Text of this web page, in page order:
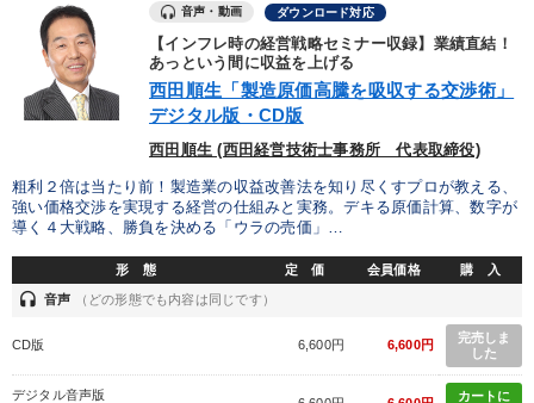
音声・動画 ダウンロード対応
【インフレ時の経営戦略セミナー収録】業績直結！
あっという間に収益を上げる
西田順生「製造原価高騰を吸収する交渉術」
デジタル版・CD版
西田順生 (西田経営技術士事務所 代表取締役)
粗利２倍は当たり前！製造業の収益改善法を知り尽くすプロが教える、
強い価格交渉を実現する経営の仕組みと実務。デキる原価計算、数字が
導く４大戦略、勝負を決める「ウラの売価」…
形 態 定 価 会員価格 購 入
headset 音声 （どの形態でも内容は同じです）
CD版 6,600円 6,600円
完売しま
した
デジタル音声版 カートに